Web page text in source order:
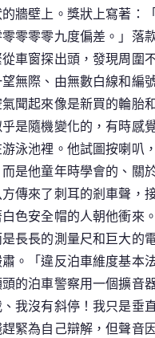
牆壁上。獎狀上寫著：
零零零九度偏差。」落
車窗探出頭，發現周圍
無際、由無數白線和編
聞起來像是新買的輪胎
是隨機變化的，有時感
泳池裡。他試圖按喇叭
是他童年時學會的、關
傳來了刺耳的剎車聲，
色安全帽的人朝他衝來
長長的測量尺和巨大的
。「違反泊車維度基本
的泊車警察用一個擴音
我沒有斜停！我只是垂
緊為自己辯解，但聲音